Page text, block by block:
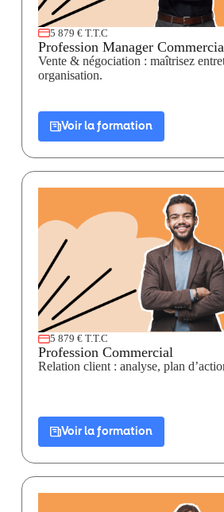
5 879 € T.T.C
Profession Manager
Vente & négociation : maîtrisez
organisation.
Voir la formation
5 879 € T.T.C
Profession Commercial
Relation client : analyse, plan
Voir la formation